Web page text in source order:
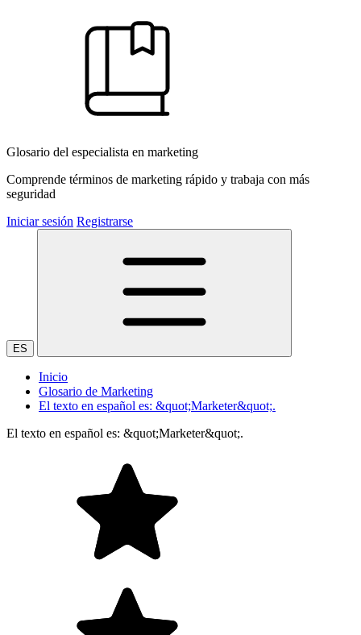
Glosario del especialista en marketing
Comprende términos de marketing rápido y trabaja con más
seguridad
Iniciar sesión Registrarse
ES
Inicio
Glosario de Marketing
El texto en español es: &quot;Marketer&quot;.
El texto en español es: &quot;Marketer&quot;.